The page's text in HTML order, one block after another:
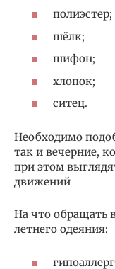
полиэстер;
шёлк;
шифон;
хлопок;
ситец.
Необходимо
так и вечерние,
при этом
движений
На что обращать
летнего одеяния: